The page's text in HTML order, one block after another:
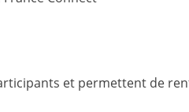
et permettent de